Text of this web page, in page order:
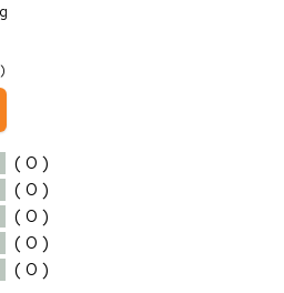
( 0 )
( 0 )
( 0 )
( 0 )
( 0 )